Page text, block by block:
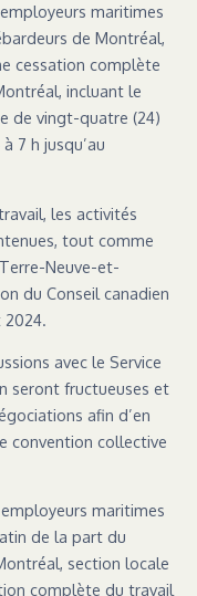
maritimes
de Montréal,
cessation complète
incluant le
de vingt-quatre (24)
7 h jusqu’au
les activités
tout comme
Neuve-et-
du Conseil canadien
avec le Service
seront fructueuses et
afin d’en
convention collective
maritimes
de la part du
section locale
complète du travail